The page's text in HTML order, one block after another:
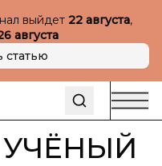
выйдет 22 августа,
августа
статью